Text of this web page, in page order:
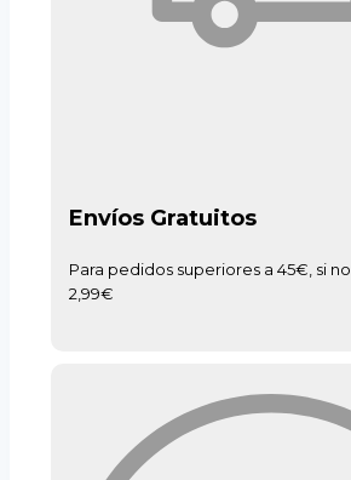
Envíos Gratuitos
Para pedidos superiores a 45€, si
2,99€